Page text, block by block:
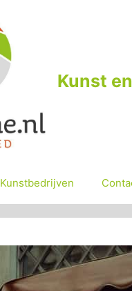
Kunst
Kunstbedrijven